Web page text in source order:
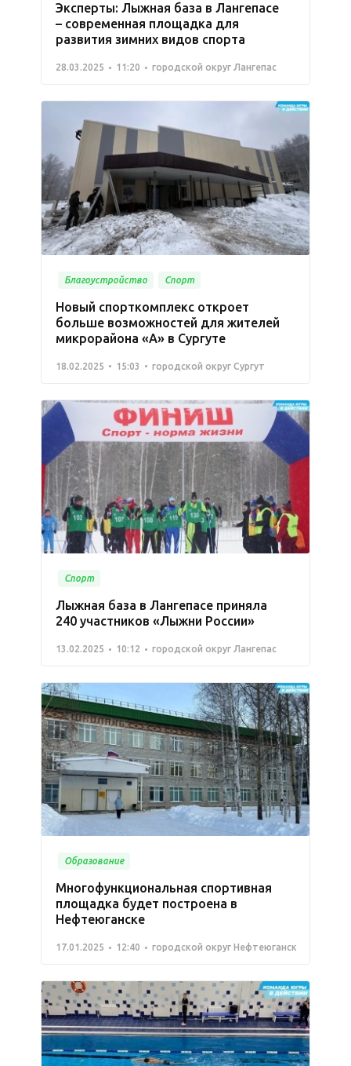
Эксперты: Лыжная база в Лангепасе
­– современная площадка для
развития зимних видов спорта
28.03.2025 11:20 городской округ Лангепас
Благоустройство Спорт
Новый спорткомплекс откроет
больше возможностей для жителей
микрорайона «А» в Сургуте
18.02.2025 15:03 городской округ Сургут
Спорт
Лыжная база в Лангепасе приняла
240 участников «Лыжни России»
13.02.2025 10:12 городской округ Лангепас
Образование
Многофункциональная спортивная
площадка будет построена в
Нефтеюганске
17.01.2025 12:40 городской округ Нефтеюганск